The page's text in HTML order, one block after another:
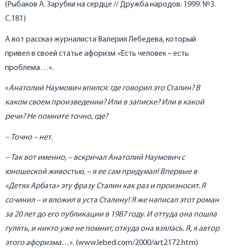
(Рыбаков А. Зарубки на сердце // Дружба народов. 1999. №3.
С.181)
А вот рассказ журналиста Валерия Лебедева, который
привел в своей статье афоризм «Есть человек – есть
проблема…».
«Анатолий Наумович впился: где говорил это Сталин? В
каком своем произведении? Или в записке? Или в какой
речи? Не помните точно, где?
– Точно – нет.
– Так вот именно, – вскричал Анатолий Наумович с
юношеской живостью, – я ее сам придумал! Впервые в
«Детях Арбата» эту фразу Сталин как раз и произносит. Я
сочинил – и вложил в уста Сталину! Я же написал этот роман
за 20 лет до его публикации в 1987 году. И оттуда она пошла
гулять, и никто уже не помнит, откуда она взялась. Я, я автор
этого афоризма…». (www.lebed.com/2000/art2172.htm)